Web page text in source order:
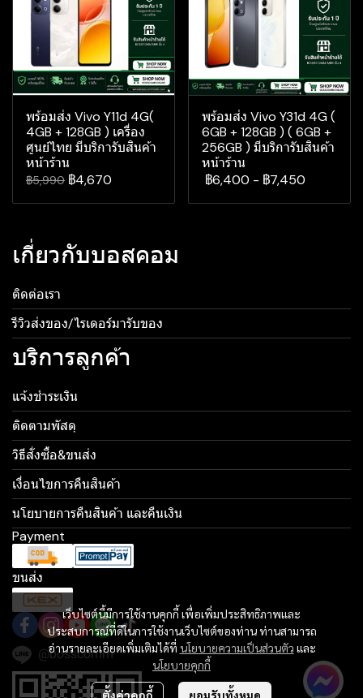
พร้อมส่ง Vivo Y11d 4G(
4GB + 128GB ) เครื่อง
ศูนย์ไทย มีบริการับสินค้า
หน้าร้าน
฿5,990 ฿4,670
พร้อมส่ง Vivo Y31d 4G (
6GB + 128GB ) ( 6GB +
256GB ) มีบริการับสินค้า
หน้าร้าน
฿6,400 - ฿7,450
เว็บไซต์นี้มีการใช้งานคุกกี้ เพื่อเพิ่มประสิทธิภาพและ
ประสบการณ์ที่ดีในการใช้งานเว็บไซต์ของท่าน ท่านสามารถ
อ่านรายละเอียดเพิ่มเติมได้ที่ นโยบายความเป็นส่วนตัว และ
นโยบายคุกกี้
ตั้งค่าคุกกี้ ยอมรับทั้งหมด
เกี่ยวกับบอสคอม
ติดต่อเรา
รีวิวส่งของ/ไรเดอร์มารับของ
บริการลูกค้า
แจ้งชำระเงิน
ติดตามพัสดุ
วิธีสั่งซื้อ&ขนส่ง
เงื่อนไขการคืนสินค้า
นโยบายการคืนสินค้า และคืนเงิน
Payment
ขนส่ง
@bosscomm